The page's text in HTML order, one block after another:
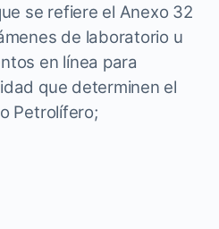
se refiere el Anexo 32
de laboratorio u
en línea para
que determinen el
Petrolífero;